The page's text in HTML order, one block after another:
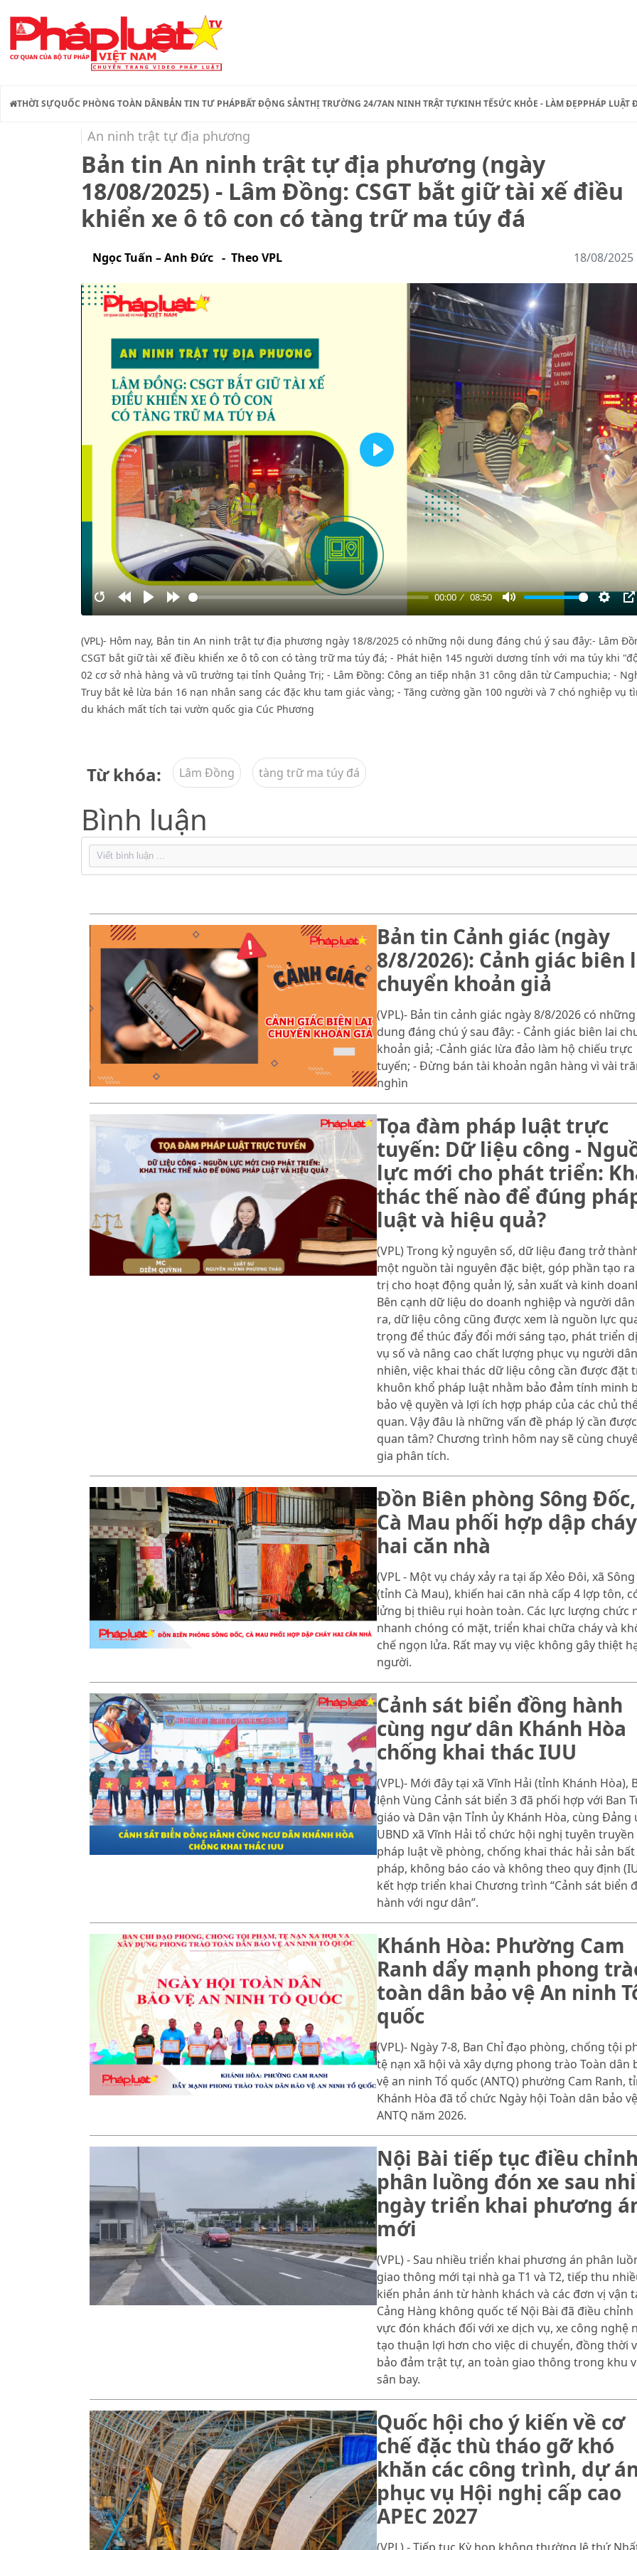
THỜI SỰQUỐC PHÒNG TOÀN DÂNBẢN TIN TƯ PHÁPBẤT ĐỘNG SẢNTHỊ TRƯỜNG 24/7AN NINH TRẬT TỰKINH TẾSỨC KHỎE - LÀM ĐẸPPHÁP LUẬT
An ninh trật tự địa phương
Bản tin An ninh trật tự địa phương (ngày
18/08/2025) - Lâm Đồng: CSGT bắt giữ tài xế điều
khiển xe ô tô con có tàng trữ ma túy đá
Ngọc Tuấn – Anh Đức - Theo VPL 18/08/2025
RestartRewindPlay Forward
00:00 08:50
Play
(VPL)- Hôm nay, Bản tin An ninh trật tự địa phương ngày 18/8/2025 có những nội dung đáng chú ý sau đây:- Lâm
CSGT bắt giữ tài xế điều khiển xe ô tô con có tàng trữ ma túy đá; - Phát hiện 145 người dương tính với ma túy khi
02 cơ sở nhà hàng và vũ trường tại tỉnh Quảng Trị; - Lâm Đồng: Công an tiếp nhận 31 công dân từ Campuchia; -
Truy bắt kẻ lừa bán 16 nạn nhân sang các đặc khu tam giác vàng; - Tăng cường gần 100 người và 7 chó nghiệp vụ
du khách mất tích tại vườn quốc gia Cúc Phương
Từ khóa: Lâm Đồng tàng trữ ma túy đá
Bình luận
Bản tin Cảnh giác (ngày
8/8/2026): Cảnh giác biên
chuyển khoản giả
(VPL)- Bản tin cảnh giác ngày 8/8/2026 có
dung đáng chú ý sau đây: - Cảnh giác biên lai
khoản giả; -Cảnh giác lừa đảo làm hộ chiếu trực
tuyến; - Đừng bán tài khoản ngân hàng vì vài
nghìn
Tọa đàm pháp luật trực
tuyến: Dữ liệu công -
lực mới cho phát triển:
thác thế nào để đúng
luật và hiệu quả?
(VPL) Trong kỷ nguyên số, dữ liệu đang trở
một nguồn tài nguyên đặc biệt, góp phần tạo ra
trị cho hoạt động quản lý, sản xuất và kinh
Bên cạnh dữ liệu do doanh nghiệp và người
ra, dữ liệu công cũng được xem là nguồn lực
trọng để thúc đẩy đổi mới sáng tạo, phát triển
vụ số và nâng cao chất lượng phục vụ người
nhiên, việc khai thác dữ liệu công cần được đặt
khuôn khổ pháp luật nhằm bảo đảm tính minh
bảo vệ quyền và lợi ích hợp pháp của các chủ
quan. Vậy đâu là những vấn đề pháp lý cần được
quan tâm? Chương trình hôm nay sẽ cùng
gia phân tích.
Đồn Biên phòng Sông Đốc,
Cà Mau phối hợp dập cháy
hai căn nhà
(VPL - Một vụ cháy xảy ra tại ấp Xẻo Đôi, xã
(tỉnh Cà Mau), khiến hai căn nhà cấp 4 lợp tôn,
lửng bị thiêu rụi hoàn toàn. Các lực lượng chức
nhanh chóng có mặt, triển khai chữa cháy và
chế ngọn lửa. Rất may vụ việc không gây thiệt
người.
Cảnh sát biển đồng hành
cùng ngư dân Khánh Hòa
chống khai thác IUU
(VPL)- Mới đây tại xã Vĩnh Hải (tỉnh Khánh Hòa),
lệnh Vùng Cảnh sát biển 3 đã phối hợp với Ban
giáo và Dân vận Tỉnh ủy Khánh Hòa, cùng Đảng
UBND xã Vĩnh Hải tổ chức hội nghị tuyên truyền
pháp luật về phòng, chống khai thác hải sản
pháp, không báo cáo và không theo quy định
kết hợp triển khai Chương trình “Cảnh sát biển
hành với ngư dân”.
Khánh Hòa: Phường Cam
Ranh dẩy mạnh phong
toàn dân bảo vệ An ninh
quốc
(VPL)- Ngày 7-8, Ban Chỉ đạo phòng, chống tội
tệ nạn xã hội và xây dựng phong trào Toàn dân
vệ an ninh Tổ quốc (ANTQ) phường Cam Ranh,
Khánh Hòa đã tổ chức Ngày hội Toàn dân bảo vệ
ANTQ năm 2026.
Nội Bài tiếp tục điều chỉnh
phân luồng đón xe sau
ngày triển khai phương
mới
(VPL) - Sau nhiều triển khai phương án phân
giao thông mới tại nhà ga T1 và T2, tiếp thu
kiến phản ánh từ hành khách và các đơn vị vận
Cảng Hàng không quốc tế Nội Bài đã điều chỉnh
vực đón khách đối với xe dịch vụ, xe công nghệ
tạo thuận lợi hơn cho việc di chuyển, đồng thời
bảo đảm trật tự, an toàn giao thông trong khu
sân bay.
Quốc hội cho ý kiến về cơ
chế đặc thù tháo gỡ khó
khăn các công trình, dự
phục vụ Hội nghị cấp cao
APEC 2027